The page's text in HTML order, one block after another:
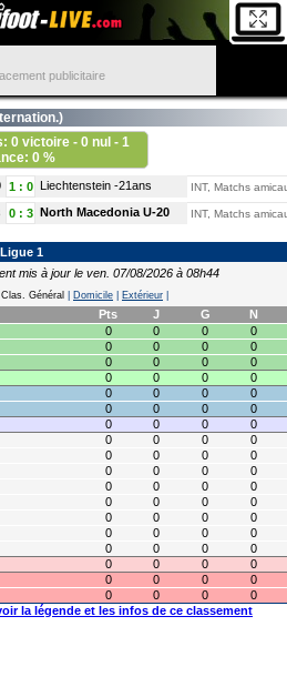
publicitaire
)
0 victoire - 0 nul - 1
0 %
1: 0 Liechtenstein -21ans INT, Matchs
0: 3 North Macedonia U-20 INT, Matchs
1
mis à jour le ven. 07/08/2026 à 08h44
Clas. Général Domicile Extérieur
Pts J G
N
0 0 0
0
0 0 0
0
0 0 0
0
0 0 0
0
0 0 0
0
0 0 0
0
0 0 0
0
0 0 0
0
0 0 0
0
0 0 0
0
0 0 0
0
0 0 0
0
0 0 0
0
0 0 0
0
0 0 0
0
0 0 0
0
0 0 0
0
0 0 0
0
la légende et les infos de ce classement